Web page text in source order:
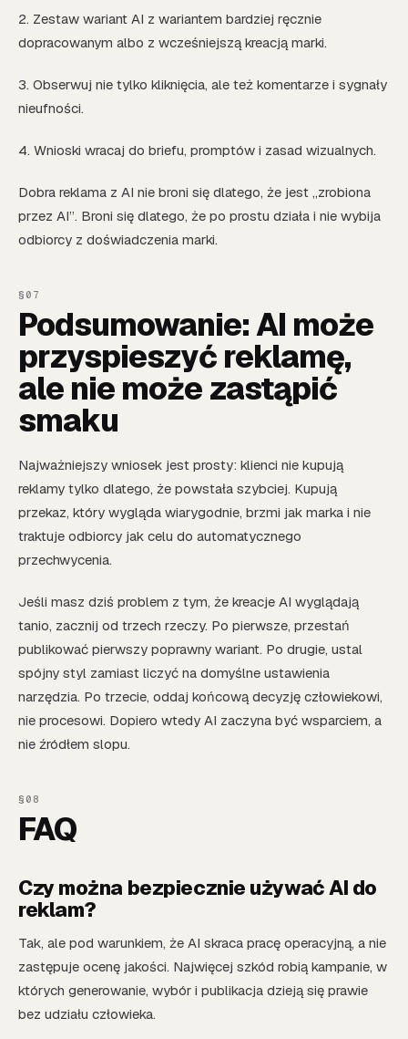
2. Zestaw wariant AI z wariantem bardziej ręcznie
dopracowanym albo z wcześniejszą kreacją marki.
3. Obserwuj nie tylko kliknięcia, ale też komentarze i sygnały
nieufności.
4. Wnioski wracaj do briefu, promptów i zasad wizualnych.
Dobra reklama z AI nie broni się dlatego, że jest „zrobiona
przez AI”. Broni się dlatego, że po prostu działa i nie wybija
odbiorcy z doświadczenia marki.
Podsumowanie: AI może
przyspieszyć reklamę,
ale nie może zastąpić
smaku
Najważniejszy wniosek jest prosty: klienci nie kupują
reklamy tylko dlatego, że powstała szybciej. Kupują
przekaz, który wygląda wiarygodnie, brzmi jak marka i nie
traktuje odbiorcy jak celu do automatycznego
przechwycenia.
Jeśli masz dziś problem z tym, że kreacje AI wyglądają
tanio, zacznij od trzech rzeczy. Po pierwsze, przestań
publikować pierwszy poprawny wariant. Po drugie, ustal
spójny styl zamiast liczyć na domyślne ustawienia
narzędzia. Po trzecie, oddaj końcową decyzję człowiekowi,
nie procesowi. Dopiero wtedy AI zaczyna być wsparciem, a
nie źródłem slopu.
FAQ
Czy można bezpiecznie używać AI do
reklam?
Tak, ale pod warunkiem, że AI skraca pracę operacyjną, a nie
zastępuje ocenę jakości. Najwięcej szkód robią kampanie, w
których generowanie, wybór i publikacja dzieją się prawie
bez udziału człowieka.